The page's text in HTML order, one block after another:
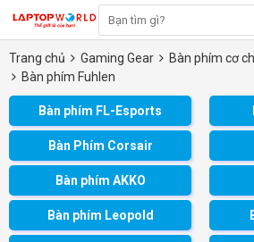
Trang chủ Gaming Gear
Bàn phím cơ
Bàn phím Fuhlen
Bàn phím FL-Esports
Bàn Phím Corsair
Bàn phím AKKO
Bàn phím Leopold